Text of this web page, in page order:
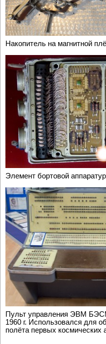
Накопитель на магнитной
Элемент бортовой
Пульт управления ЭВМ
1960 г. Использовался для
полёта первых космических